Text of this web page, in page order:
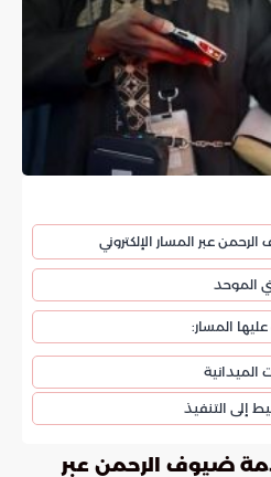
عبر المسار الإلكتروني
الموحد
المسار:
الميدانية
إلى التنفيذ
ضيوف الرحمن عبر